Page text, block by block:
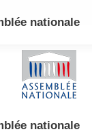
nationale
nationale